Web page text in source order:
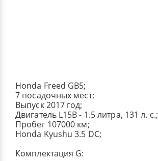
Honda Freed GB5;
7 посадочных мест;
Выпуск 2017 год;
Двигатель L15B - 1.5 литра, 131 л. с.;
Пробег 107000 км;
Honda Kyushu 3.5 DC;
Комплектация G: